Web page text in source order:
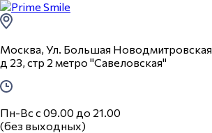
Москва, Ул. Большая Новодмитровская
д 23, стр 2 метро "Савеловская"
Пн-Вс с 09.00 до 21.00
(без выходных)